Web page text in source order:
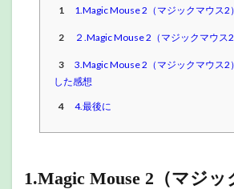
1 1.Magic Mouse 2（マジックマウス2
2 ２.Magic Mouse 2（マジックマウス
3
3.Magic Mouse 2（マジックマウス2
した感想
4 4.最後に
1.Magic Mouse 2（マジッ